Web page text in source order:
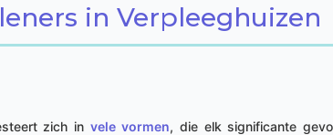
in Verpleeghuizen
zich invele vormen, die elk significante